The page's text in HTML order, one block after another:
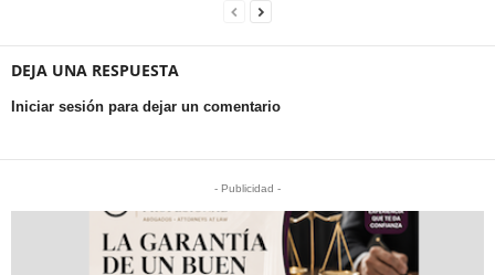
DEJA UNA RESPUESTA
Iniciar sesión para dejar un comentario
- Publicidad -